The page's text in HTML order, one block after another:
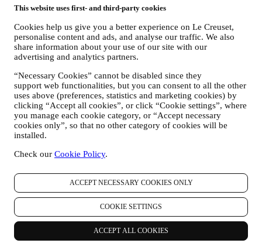
This website uses first- and third-party cookies
Cookies help us give you a better experience on Le Creuset,
personalise content and ads, and analyse our traffic. We also
share information about your use of our site with our
advertising and analytics partners.
“Necessary Cookies” cannot be disabled since they
support web functionalities, but you can consent to all the other
uses above (preferences, statistics and marketing cookies) by
clicking “Accept all cookies”, or click “Cookie settings”, where
you manage each cookie category, or “Accept necessary
cookies only”, so that no other category of cookies will be
installed.
Check our Cookie Policy.
ACCEPT NECESSARY COOKIES ONLY
COOKIE SETTINGS
ACCEPT ALL COOKIES
manutenzione e analisi statistiche, ecc. Occasionalmente
potremmo aver bisogno di contattarvi per ragioni
amministrative od operative. Ad esempio, per inviarvi la
conferma dei vostri acquisti. Utilizzeremo inoltre i vostri dati
per rispondere alle vostre richieste inviate tramite moduli nel
nostro Sito o altri canali. Tale attività di trattamento è basata
sull’adempimento contrattuale dei nostri servizi di e-
commerce.
Potremmo processare i vostri dati in base al nostro legittimo
interesse (debitamente bilanciato con i vostri diritti e libertà) di
inviarvi delle e mail di reminder (ricordo) nel caso in cui
abbiate aggiunto articoli al vostro carrello online, senza
completare l’acquisto. Nel caso in cui non finalizziate
l’acquisto entro un determinato periodo di tempo, nessuna
ulteriore comunicazione di sollecito vi verrà inviata.
iv. PER INFORMARVI RIGUARDO A NOTIZIE O
OFFERTE SUI PRODOTTI LE CREUSET
Se avete fornito il vostro consenso a tale scopo (ad esempio,
iscrivendovi alla nostra newsletter quando create un account
sul Sito), vi invieremo comunicazioni di marketing
personalizzate e notizie riguardo a iniziative relative al mondo
Le Creuset, alle consociate del suo Gruppo, e alle società